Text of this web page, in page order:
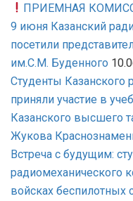
ПРИЕМНАЯ
9 июня Казанский
посетили
им.С.М. Буденного
Студенты Казанского
приняли участие в
Казанского высшего
Жукова
Встреча с будущим:
радиомеханического
войсках беспилотных